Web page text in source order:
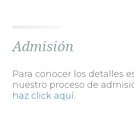
Admisión
Para conocer los detalles
nuestro proceso de
haz click aquí.